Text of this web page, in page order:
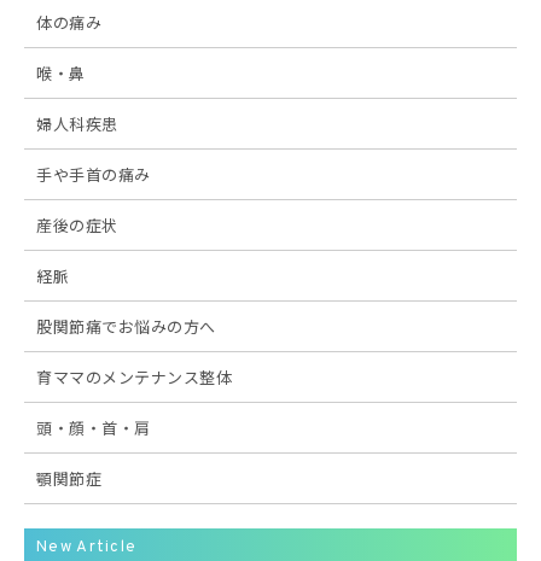
体の痛み
喉・鼻
婦人科疾患
手や手首の痛み
産後の症状
経脈
股関節痛でお悩みの方へ
育ママのメンテナンス整体
頭・顔・首・肩
顎関節症
New Article